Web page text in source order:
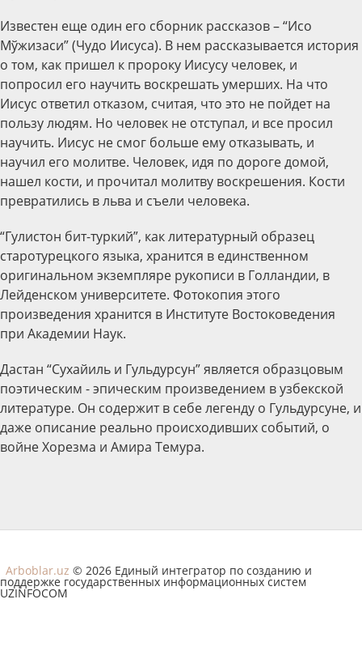
Известен еще один его сборник рассказов – “Исо
Мўжизаси” (Чудо Иисуса). В нем рассказывается история
о том, как пришел к пророку Иисусу человек, и
попросил его научить воскрешать умерших. На что
Иисус ответил отказом, считая, что это не пойдет на
пользу людям. Но человек не отступал, и все просил
научить. Иисус не смог больше ему отказывать, и
научил его молитве. Человек, идя по дороге домой,
нашел кости, и прочитал молитву воскрешения. Кости
превратились в льва и съели человека.
“Гулистон бит-туркий”, как литературный образец
старотурецкого языка, хранится в единственном
оригинальном экземпляре рукописи в Голландии, в
Лейденском университете. Фотокопия этого
произведения хранится в Институте Востоковедения
при Академии Наук.
Дастан “Сухайиль и Гульдурсун” является образцовым
поэтическим - эпическим произведением в узбекской
литературе. Он содержит в себе легенду о Гульдурсуне, и
даже описание реально происходивших событий, о
войне Хорезма и Амира Темура.
Arboblar.uz © 2026 Единый интегратор по созданию и
поддержке государственных информационных систем
UZINFOCOM